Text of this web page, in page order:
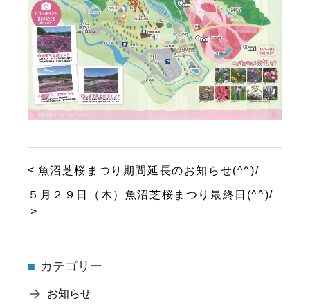
魚沼芝桜まつり期間延長のお知らせ(^^)/
５月２９日（木）魚沼芝桜まつり最終日(^^)/
カテゴリー
お知らせ